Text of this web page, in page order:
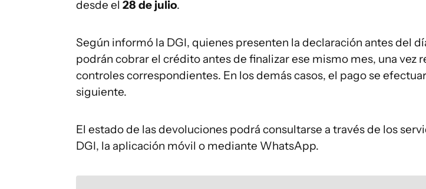
desde el 28 de julio.
Según informó la DGI, quienes presenten la declaración antes del
podrán cobrar el crédito antes de finalizar ese mismo mes, una vez
controles correspondientes. En los demás casos, el pago se
siguiente.
El estado de las devoluciones podrá consultarse a través de los
DGI, la aplicación móvil o mediante WhatsApp.